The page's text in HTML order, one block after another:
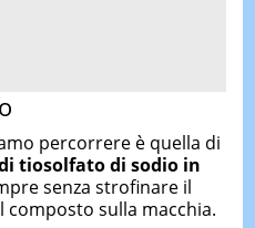
percorrere è quella di
tiosolfato di sodio in
senza strofinare il
sulla macchia.